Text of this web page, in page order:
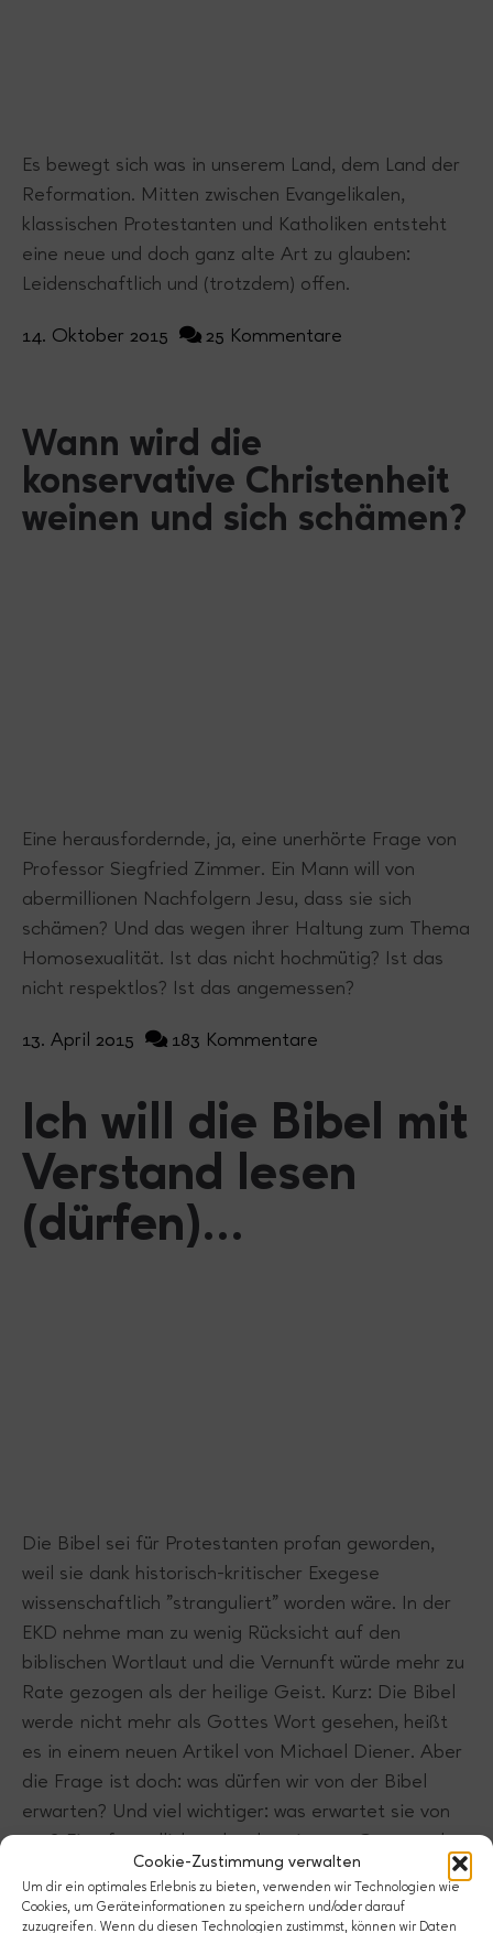
Cookie-Zustimmung verwalten
Um dir ein optimales Erlebnis zu bieten, verwenden wir Technologien wie
Cookies, um Geräteinformationen zu speichern und/oder darauf
zuzugreifen. Wenn du diesen Technologien zustimmst, können wir Daten
Es bewegt sich was in unserem Land, dem Land der
Reformation. Mitten zwischen Evangelikalen,
klassischen Protestanten und Katholiken entsteht
eine neue und doch ganz alte Art zu glauben:
Leidenschaftlich und (trotzdem) offen.
14. Oktober 2015 25 Kommentare
Wann wird die
konservative Christenheit
weinen und sich schämen?
Eine herausfordernde, ja, eine unerhörte Frage von
Professor Siegfried Zimmer. Ein Mann will von
abermillionen Nachfolgern Jesu, dass sie sich
schämen? Und das wegen ihrer Haltung zum Thema
Homosexualität. Ist das nicht hochmütig? Ist das
nicht respektlos? Ist das angemessen?
13. April 2015 183 Kommentare
Ich will die Bibel mit
Verstand lesen
(dürfen)...
Die Bibel sei für Protestanten profan geworden,
weil sie dank historisch-kritischer Exegese
wissenschaftlich "stranguliert" worden wäre. In der
EKD nehme man zu wenig Rücksicht auf den
biblischen Wortlaut und die Vernunft würde mehr zu
Rate gezogen als der heilige Geist. Kurz: Die Bibel
werde nicht mehr als Gottes Wort gesehen, heißt
es in einem neuen Artikel von Michael Diener. Aber
die Frage ist doch: was dürfen wir von der Bibel
erwarten? Und viel wichtiger: was erwartet sie von
uns? Eine freundliche, aber bestimmte Gegenrede.
18. September 2014 108 Kommentare